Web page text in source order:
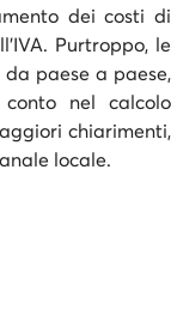
dei costi di
Purtroppo, le
paese a paese,
nel calcolo
chiarimenti,
locale.